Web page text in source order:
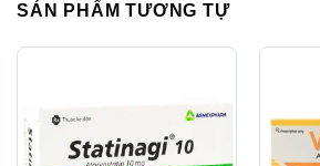
SẢN PHẨM TƯƠNG TỰ